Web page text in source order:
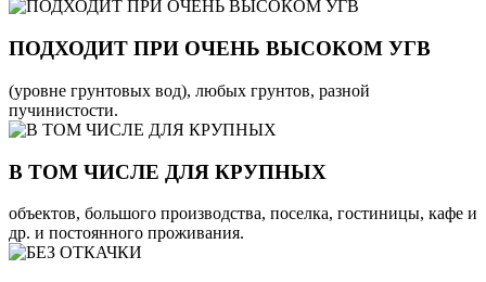
ПОДХОДИТ ПРИ ОЧЕНЬ ВЫСОКОМ УГВ
(уровне грунтовых вод), любых грунтов, разной
пучинистости.
В ТОМ ЧИСЛЕ ДЛЯ КРУПНЫХ
объектов, большого производства, поселка, гостиницы, кафе и
др. и постоянного проживания.